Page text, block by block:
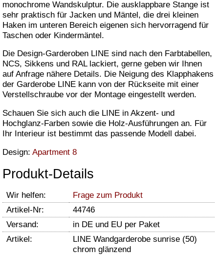
monochrome Wandskulptur. Die ausklappbare Stange ist
sehr praktisch für Jacken und Mäntel, die drei kleinen
Haken im unteren Bereich eigenen sich hervorragend für
Taschen oder Kindermäntel.
Die Design-Garderoben LINE sind nach den Farbtabellen,
NCS, Sikkens und RAL lackiert, gerne geben wir Ihnen
auf Anfrage nähere Details. Die Neigung des Klapphakens
der Garderobe LINE kann von der Rückseite mit einer
Verstellschraube vor der Montage eingestellt werden.
Schauen Sie sich auch die LINE in Akzent- und
Hochglanz-Farben sowie die Holz-Ausführungen an. Für
Ihr Interieur ist bestimmt das passende Modell dabei.
Design: Apartment 8
Produkt-Details
Wir helfen:
Frage zum Produkt
Artikel-Nr:
44746
Versand:
in DE und EU per Paket
Artikel:
LINE Wandgarderobe sunrise (50)
chrom glänzend